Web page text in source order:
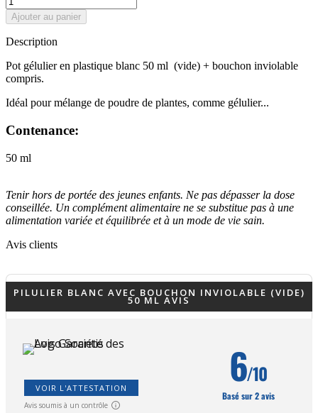
(2 avis)
Ajouter au panier
Description
Pot gélulier en plastique blanc 50 ml (vide) + bouchon inviolable
compris.
Idéal pour mélange de poudre de plantes, comme gélulier...
Contenance:
50 ml
Tenir hors de portée des jeunes enfants. Ne pas dépasser la dose
conseillée. Un complément alimentaire ne se substitue pas à une
alimentation variée et équilibrée et à un mode de vie sain.
Avis clients
PILULIER BLANC AVEC BOUCHON INVIOLABLE (VIDE)
50 ML AVIS
VOIR L'ATTESTATION
Avis soumis à un contrôle
6/10
Basé sur 2 avis